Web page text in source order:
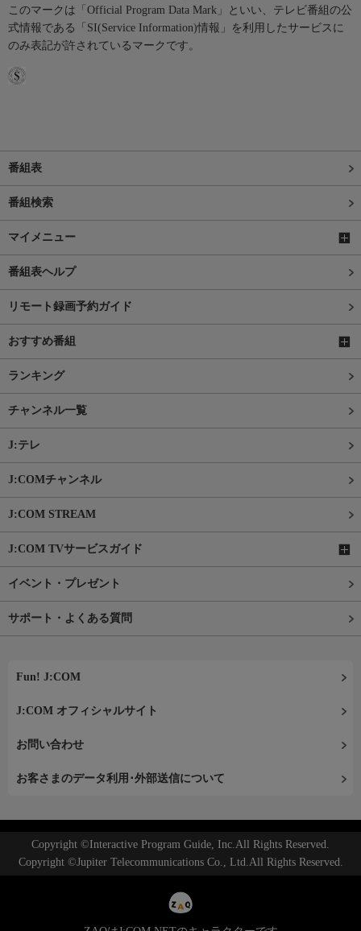
このマークは「Official Program Data Mark」といい、テレビ番組の公
式情報である「SI(Service Information)情報」を利用したサービスに
のみ表記が許されているマークです。
番組表
番組検索
マイメニュー
番組表ヘルプ
リモート録画予約ガイド
おすすめ番組
ランキング
チャンネル一覧
J:テレ
J:COMチャンネル
J:COM STREAM
J:COM TVサービスガイド
イベント・プレゼント
サポート・よくある質問
Fun! J:COM
J:COM オフィシャルサイト
お問い合わせ
お客さまのデータ利用･外部送信について
Copyright ©Interactive Program Guide, Inc.All Rights Reserved.
Copyright ©Jupiter Telecommunications Co., Ltd.All Rights Reserved.